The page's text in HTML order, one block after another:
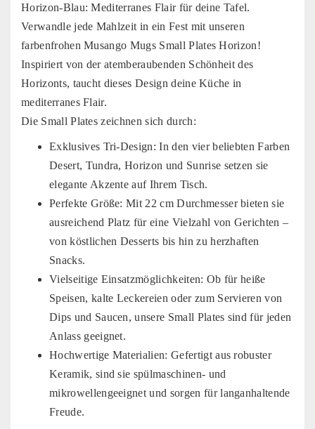
Horizon-Blau: Mediterranes Flair für deine Tafel.
Verwandle jede Mahlzeit in ein Fest mit unseren
farbenfrohen Musango Mugs Small Plates Horizon!
Inspiriert von der atemberaubenden Schönheit des
Horizonts, taucht dieses Design deine Küche in
mediterranes Flair.
Die Small Plates zeichnen sich durch:
Exklusives Tri-Design: In den vier beliebten Farben
Desert, Tundra, Horizon und Sunrise setzen sie
elegante Akzente auf Ihrem Tisch.
Perfekte Größe: Mit 22 cm Durchmesser bieten sie
ausreichend Platz für eine Vielzahl von Gerichten –
von köstlichen Desserts bis hin zu herzhaften
Snacks.
Vielseitige Einsatzmöglichkeiten: Ob für heiße
Speisen, kalte Leckereien oder zum Servieren von
Dips und Saucen, unsere Small Plates sind für jeden
Anlass geeignet.
Hochwertige Materialien: Gefertigt aus robuster
Keramik, sind sie spülmaschinen- und
mikrowellengeeignet und sorgen für langanhaltende
Freude.